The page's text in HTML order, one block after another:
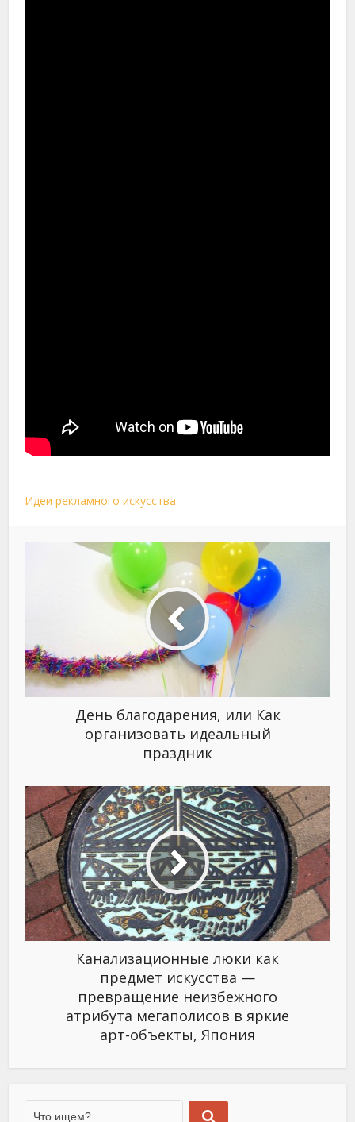
Идеи рекламного искусства
День благодарения, или Как
организовать идеальный
праздник
Канализационные люки как
предмет искусства —
превращение неизбежного
атрибута мегаполисов в яркие
арт-объекты, Япония